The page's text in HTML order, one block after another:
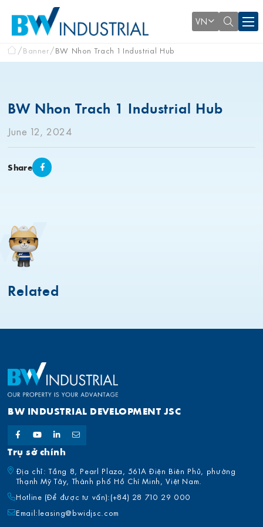
VN
Banner BW Nhon Trach 1 Industrial Hub
BW Nhon Trach 1 Industrial Hub
June 12, 2024
Share
Related
BW INDUSTRIAL DEVELOPMENT JSC
Trụ sở chính
Địa chỉ: Tầng 8, Pearl Plaza, 561A Điện Biên Phủ, phường
Thạnh Mỹ Tây, Thành phố Hồ Chí Minh, Việt Nam.
Hotline (Để được tư vấn):(+84) 28 710 29 000
Email:leasing@bwidjsc.com